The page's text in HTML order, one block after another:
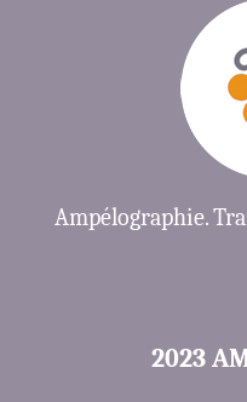
Ampélographie.
2023